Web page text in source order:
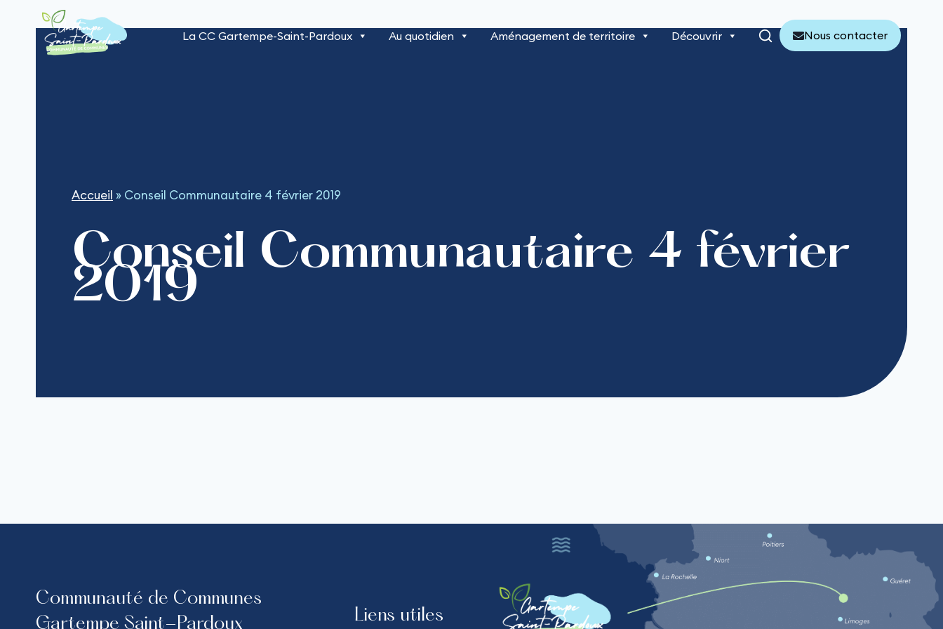
contenu
La CC Gartempe-Saint-Pardoux Au quotidien Aménagement de territoire Découvrir Nous contacter
Accueil » Conseil Communautaire 4 février 2019
Conseil Communautaire 4 février
2019
Communauté de Communes
Gartempe Saint-Pardoux
Liens utiles